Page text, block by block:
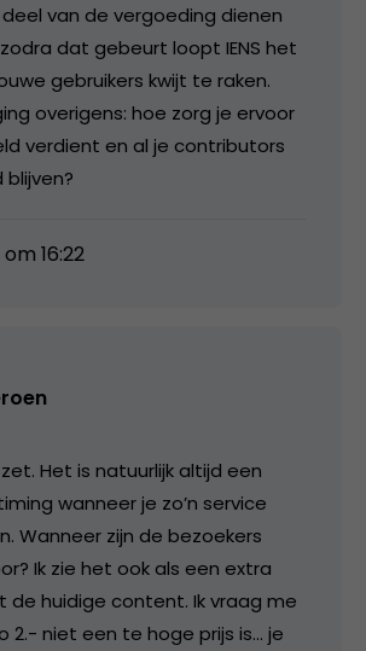
van de vergoeding dienen
zodra dat gebeurt loopt IENS het
gebruikers kwijt te raken.
overigens: hoe zorg je ervoor
verdient en al je contributors
16:22
Het is natuurlijk altijd een
wanneer je zo’n service
Wanneer zijn de bezoekers
Ik zie het ook als een extra
de huidige content. Ik vraag me
2.- niet een te hoge prijs is… je